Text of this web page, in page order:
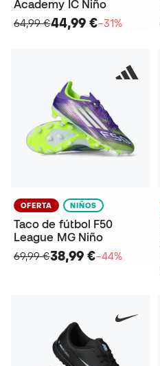
Academy IC Niño
64,99 €44,99 €−31%
OFERTA NIÑOS
Taco de fútbol F50
League MG Niño
69,99 €38,99 €−44%